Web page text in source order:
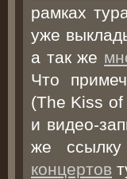
рамках
уже
а так же
Что
(The Kiss
и видео-
же
концертов